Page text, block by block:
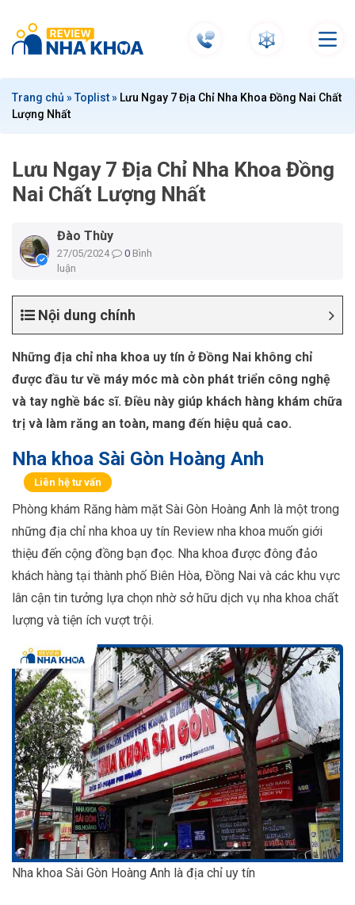
t
Trang chủ »Toplist» Lưu Ngay 7 Địa Chỉ Nha Khoa Đồng Nai Chất
Lượng Nhất
Lưu Ngay 7 Địa Chỉ Nha Khoa Đồng
Nai Chất Lượng Nhất
Đào Thùy
27/05/2024 0 Bình
luận
Nội dung chính
Những địa chỉ nha khoa uy tín ở Đồng Nai không chỉ
được đầu tư về máy móc mà còn phát triển công nghệ
và tay nghề bác sĩ. Điều này giúp khách hàng khám chữa
trị và làm răng an toàn, mang đến hiệu quả cao.
Nha khoa Sài Gòn Hoàng Anh
Liên hệ tư vấn
Phòng khám Răng hàm mặt Sài Gòn Hoàng Anh là một trong
những địa chỉ nha khoa uy tín Review nha khoa muốn giới
thiệu đến cộng đồng bạn đọc. Nha khoa được đông đảo
khách hàng tại thành phố Biên Hòa, Đồng Nai và các khu vực
lân cận tin tưởng lựa chọn nhờ sở hữu dịch vụ nha khoa chất
lượng và tiện ích vượt trội.
Nha khoa Sài Gòn Hoàng Anh là địa chỉ uy tín